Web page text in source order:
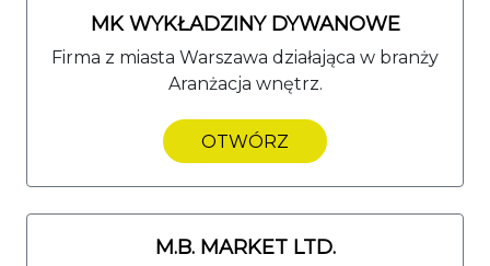
MK WYKŁADZINY DYWANOWE
Firma z miasta Warszawa działająca w branży
Aranżacja wnętrz.
OTWÓRZ
M.B. MARKET LTD.